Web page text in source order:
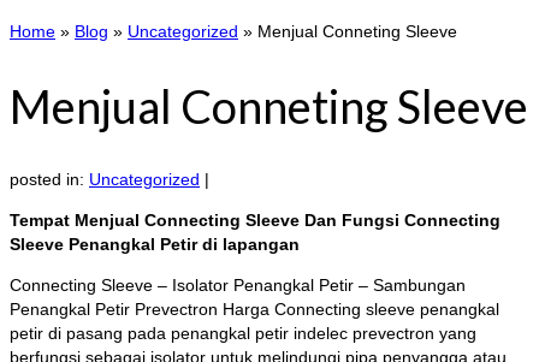
Home » Blog » Uncategorized » Menjual Conneting Sleeve
Menjual Conneting Sleeve
posted in: Uncategorized |
Tempat Menjual Connecting Sleeve Dan Fungsi Connecting
Sleeve Penangkal Petir di lapangan
Connecting Sleeve – Isolator Penangkal Petir – Sambungan
Penangkal Petir Prevectron Harga Connecting sleeve penangkal
petir di pasang pada penangkal petir indelec prevectron yang
berfungsi sebagai isolator untuk melindungi pipa penyangga atau